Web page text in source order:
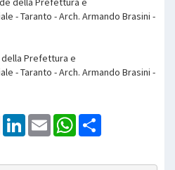
della Prefettura e
- Taranto - Arch. Armando Brasini -
PinterestLinkedInEmail WhatsApp